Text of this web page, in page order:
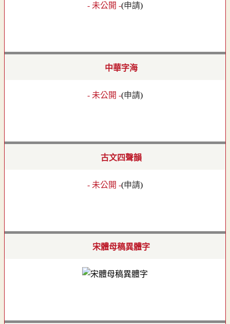
- 未公開 -(申請)
中華字海
- 未公開 -(申請)
古文四聲韻
- 未公開 -(申請)
宋體母稿異體字